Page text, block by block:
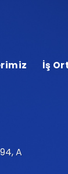
İş
A